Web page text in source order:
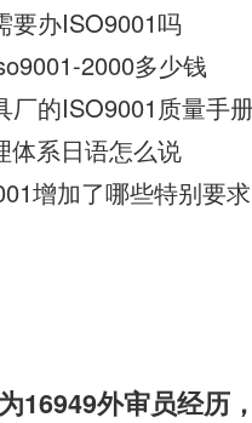
要办ISO9001吗
2000多少钱
厂的ISO9001质量手
体系日语怎么说
增加了哪些特别要求
16949外审员经历